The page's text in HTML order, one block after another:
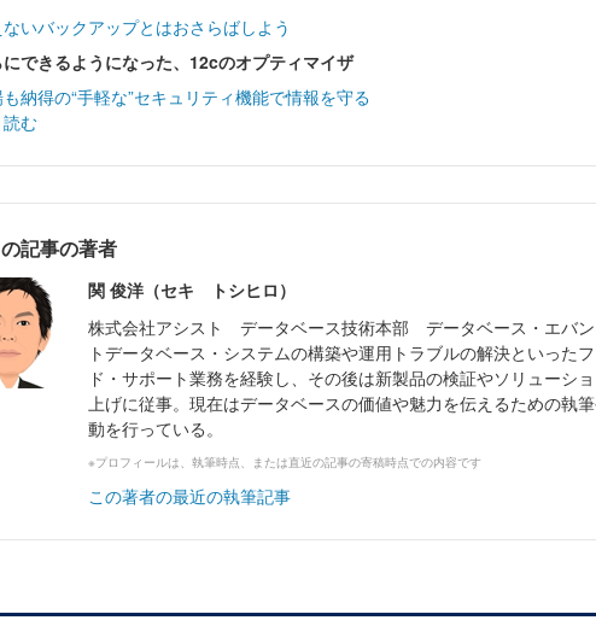
いバックアップとはおさらばしよう
にできるようになった、12cのオプティマイザ
納得の“手軽な”セキュリティ機能で情報を守る
読む
記事の著者
関 俊洋（セキ トシヒロ）
株式会社アシスト データベース技術本部 データベース・エバン
トデータベース・システムの構築や運用トラブルの解決といった
ド・サポート業務を経験し、その後は新製品の検証やソリューシ
上げに従事。現在はデータベースの価値や魅力を伝えるための執
動を行っている。
※プロフィールは、執筆時点、または直近の記事の寄稿時点での内容です
この著者の最近の執筆記事